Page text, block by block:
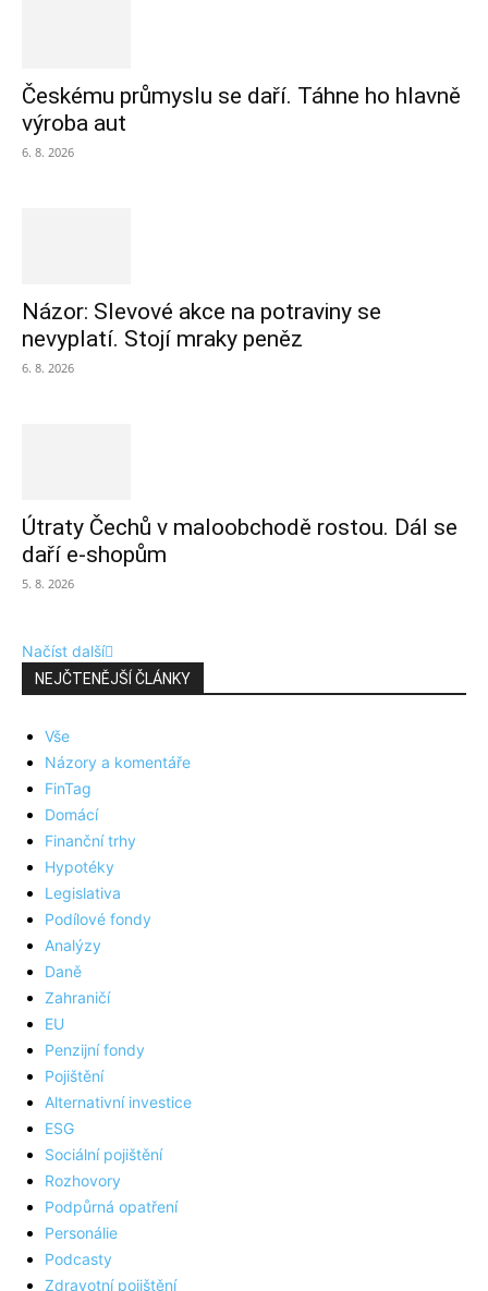
Českému průmyslu se daří. Táhne ho hlavně
výroba aut
6. 8. 2026
Názor: Slevové akce na potraviny se
nevyplatí. Stojí mraky peněz
6. 8. 2026
Útraty Čechů v maloobchodě rostou. Dál se
daří e-shopům
5. 8. 2026
Načíst další
NEJČTENĚJŠÍ ČLÁNKY
Vše
Názory a komentáře
FinTag
Domácí
Finanční trhy
Hypotéky
Legislativa
Podílové fondy
Analýzy
Daně
Zahraničí
EU
Penzijní fondy
Pojištění
Alternativní investice
ESG
Sociální pojištění
Rozhovory
Podpůrná opatření
Personálie
Podcasty
Zdravotní pojištění